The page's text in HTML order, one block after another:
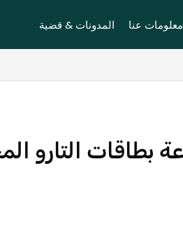
معلومات عنا المدونات & قضية